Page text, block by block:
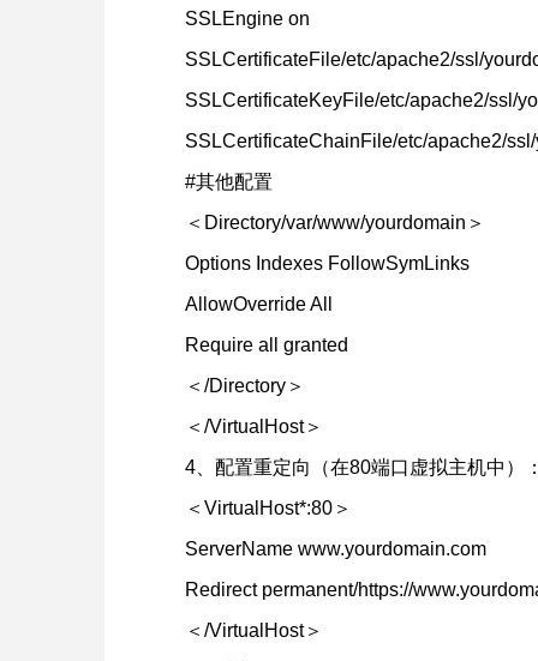
SSLEngine on
SSLCertificateFile/etc/apache2/ssl/
SSLCertificateKeyFile/etc/apache2/ssl/
SSLCertificateChainFile/etc/apache2/
#其他配置
＜Directory/var/www/yourdomain＞
Options Indexes FollowSymLinks
AllowOverride All
Require all granted
＜/Directory＞
＜/VirtualHost＞
4、配置重定向（在80端口虚拟主机中）
＜VirtualHost*:80＞
ServerName www.yourdomain.com
Redirect permanent/https://
＜/VirtualHost＞